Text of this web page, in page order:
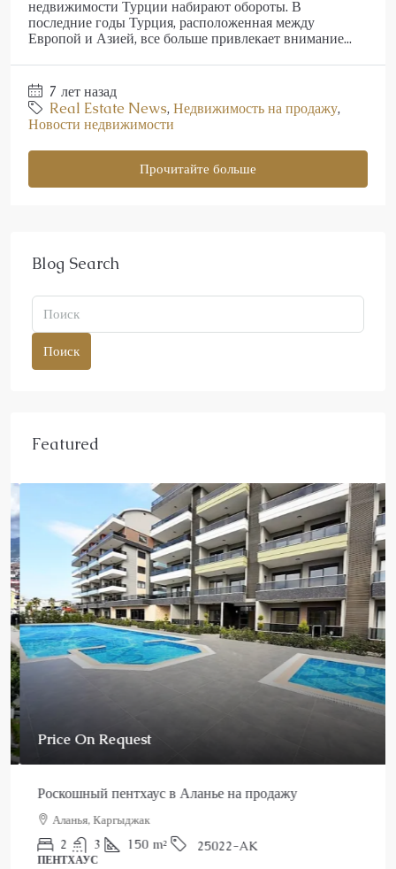
недвижимости Турции набирают обороты. В
последние годы Турция, расположенная между
Европой и Азией, все больше привлекает внимание...
7 лет назад
Real Estate News, Недвижимость на продажу,
Новости недвижимости
Прочитайте больше
Blog Search
Поиск
Featured
Price On Request
Роскошный пентхаус в Аланье на продажу
Аланья, Каргыджак
2 3 150 m² 25022-AK
ПЕНТХАУС